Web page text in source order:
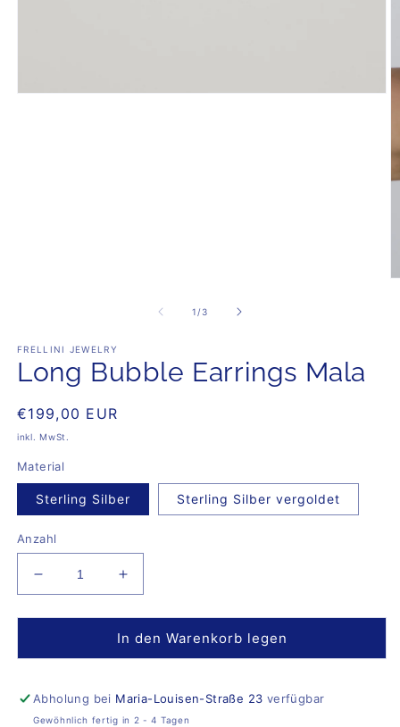
1 /von
3
FRELLINI JEWELRY
Long Bubble Earrings Mala
Normaler
Preis
€199,00 EUR
inkl. MwSt.
Material
Sterling Silber Sterling Silber vergoldet
Anzahl
Verringere
die
Menge
Long
Earrings
Mala
Erhöhe
die
Menge
für
Long
Earrings
Mala
In den Warenkorb legen
Abholung bei Maria-Louisen-Straße 23 verfügbar
Gewöhnlich fertig in 2 - 4 Tagen